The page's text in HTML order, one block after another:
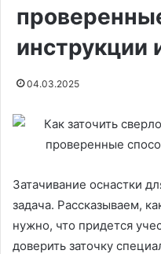
инструкции
04.03.2025
Затачивание оснастки
задача. Рассказываем,
нужно, что придется
доверить заточку